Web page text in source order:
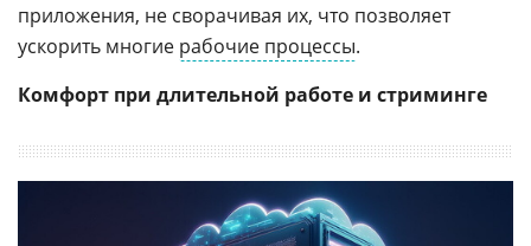
приложения, не сворачивая их, что позволяет
ускорить многие рабочие процессы.
Комфорт при длительной работе и стриминге